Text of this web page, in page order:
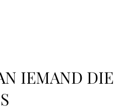
IEMAND DIE